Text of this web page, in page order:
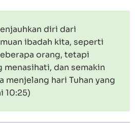
diri dari
ibadah kita, seperti
orang, tetapi
menasihati, dan semakin
menjelang hari Tuhan yang
10:25)